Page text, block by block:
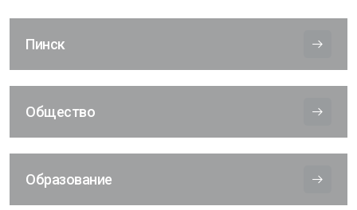
Пинск
Общество
Образование